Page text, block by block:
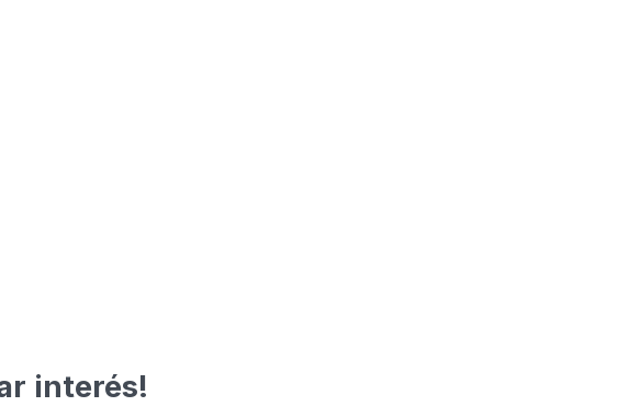
interés!